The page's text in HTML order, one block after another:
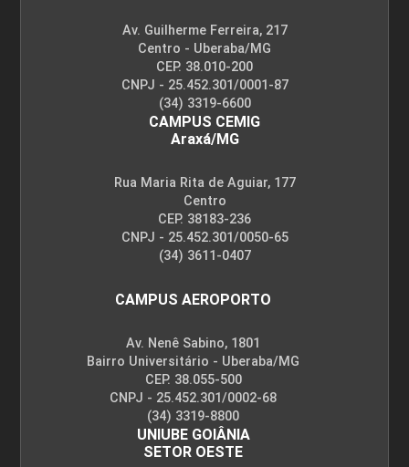
Av. Guilherme Ferreira, 217
Centro - Uberaba/MG
CEP. 38.010-200
CNPJ - 25.452.301/0001-87
(34) 3319-6600
CAMPUS CEMIG
Araxá/MG
Rua Maria Rita de Aguiar, 177
Centro
CEP. 38183-236
CNPJ - 25.452.301/0050-65
(34) 3611-0407
CAMPUS AEROPORTO
Av. Nenê Sabino, 1801
Bairro Universitário - Uberaba/MG
CEP. 38.055-500
CNPJ - 25.452.301/0002-68
(34) 3319-8800
UNIUBE GOIÂNIA
SETOR OESTE